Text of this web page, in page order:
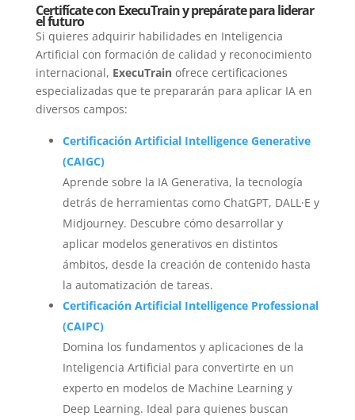
Certifícate con ExecuTrain y prepárate para liderar
el futuro
Si quieres adquirir habilidades en Inteligencia
Artificial con formación de calidad y reconocimiento
internacional, ExecuTrainofrece certificaciones
especializadas que te prepararán para aplicar IA en
diversos campos:
CertificaciónArtificialIntelligenceGenerative
(CAIGC)
Aprende sobre la IA Generativa, la tecnología
detrás de herramientas como ChatGPT, DALL·E y
Midjourney. Descubre cómo desarrollar y
aplicar modelos generativos en distintos
ámbitos, desde la creación de contenido hasta
la automatización de tareas.
CertificaciónArtificialIntelligenceProfessional
(CAIPC)
Domina los fundamentos y aplicaciones de la
Inteligencia Artificial para convertirte en un
experto en modelos de Machine Learning y
Deep Learning. Ideal para quienes buscan